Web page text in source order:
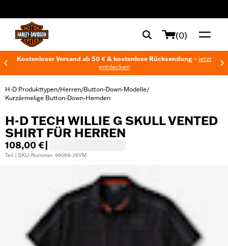
(0)
Kostenloser Versand ab 50 € & kostenlose Rücksendung – jetzt
entdecken
H-D Produkttypen/Herren/Button-Down-Modelle/
Kurzärmelige Button-Down-Hemden
H-D TECH WILLIE G SKULL VENTED
SHIRT FÜR HERREN
108,00 €
Teil | SKU-Nummer: 99099-26VM